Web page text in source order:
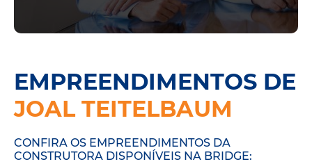
EMPREENDIMENTOS DE
JOAL TEITELBAUM
CONFIRA OS EMPREENDIMENTOS DA
CONSTRUTORA DISPONÍVEIS NA BRIDGE: